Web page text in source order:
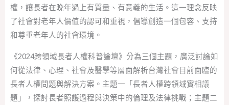
權，讓長者在晚年過上有質量、有意義的生活。這一理念反映
了社會對老年人價值的認可和重視，倡導創造一個包容、支持
和尊重老年人的社會環境。
《2024跨領域長者人權科普論壇》分為三個主題，廣泛討論如
何從法律、心理、社會及醫學等層面解析台灣社會目前面臨的
長者人權問題與解決方案。主題一「長者人權跨領域實相議
題」，探討長者照護過程與決策中的倫理及法律挑戰；主題二